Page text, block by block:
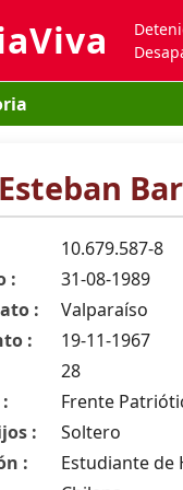
10.679.587-8
:
31-08-1989
:
Valparaíso
:
19-11-1967
28
Frente
:
Soltero
:
Estudiante de